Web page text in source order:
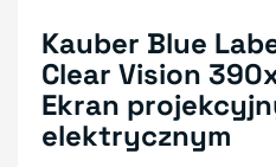
Kauber Blue
Clear Vision
Ekran
elektrycznym